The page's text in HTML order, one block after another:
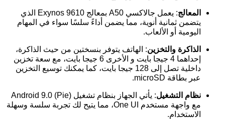
المعالج
: يعمل جالاكسي A50 بمعالج Exynos 9610 الذي
يتضمن ثمانية أنوية، مما يضمن أداءً سلسًا سواء في المهام
اليومية أو الألعاب.
الذاكرة والتخزين: الهاتف يتوفر بنسختين من حيث الذاكرة،
إحداهما 4 جيجا بايت و الأخرى 6 جيجا بايت، مع سعة تخزين
داخلية تصل إلى 128 جيجا بايت، كما يمكنك توسيع التخزين
عبر بطاقة microSD.
نظام التشغيل
: يأتي الجهاز بنظام تشغيل Android 9.0 (Pie)
مع واجهة مستخدم One UI، مما يتيح لك تجربة سلسة وسهلة
الاستخدام.